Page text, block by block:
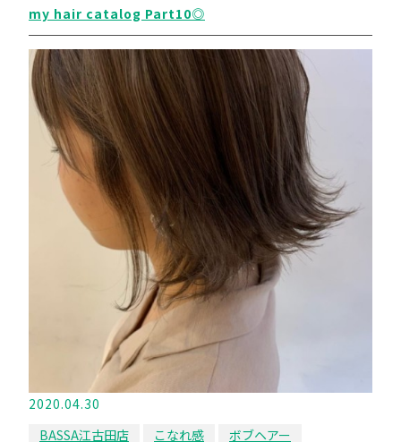
my hair catalog Part10◎
2020.04.30
BASSA江古田店
こなれ感
ボブヘアー